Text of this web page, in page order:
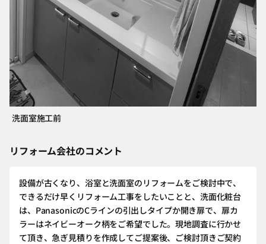
洗面室施工前
リフォーム会社のコメント
設備が古くなり、浴室と洗面室のリフォームをご検討中で、
できるだけ早くリフォーム工事をしたいことと、洗面化粧台
は、PanasonicのCラインの引出しタイプか開き扉で、扉カ
ラーはネイビーオーク柄をご希望でした。現地調査に行かせ
て頂き、急ぎ見積りを作成してご提案後、ご検討頂きご契約